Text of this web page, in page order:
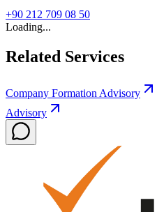
+90 212 709 08 50
Loading...
Related Services
Company Formation Advisory
Advisory